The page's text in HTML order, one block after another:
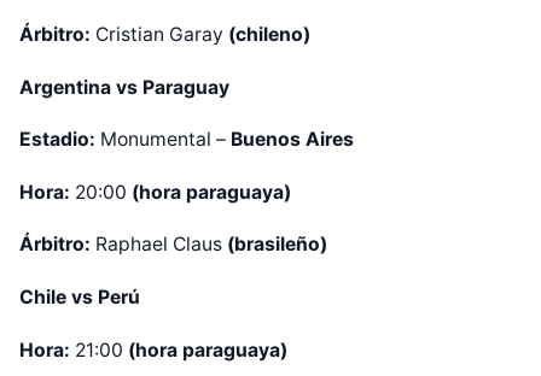
Árbitro: Cristian Garay (chileno)
Argentina vs Paraguay
Estadio: Monumental – Buenos Aires
Hora: 20:00 (hora paraguaya)
Árbitro: Raphael Claus (brasileño)
Chile vs Perú
Hora: 21:00 (hora paraguaya)